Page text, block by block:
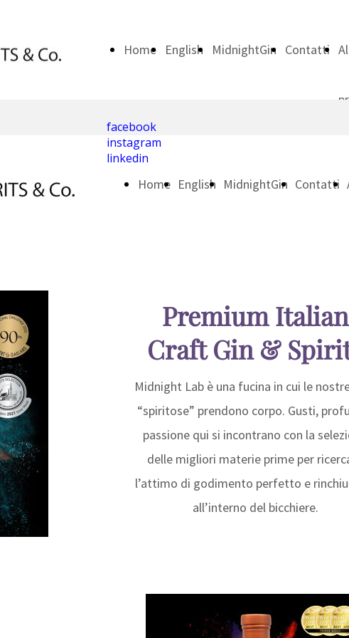
Home English MidnightGin Contatti
facebook
instagram
linkedin
Home English MidnightGin Contatti
Premium Italian
Craft Gin &
Midnight Lab è una fucina in cui le
“spiritose” prendono corpo. Gusti,
passione qui si incontrano con la
delle migliori materie prime per
l’attimo di godimento perfetto e
all’interno del bicchiere.